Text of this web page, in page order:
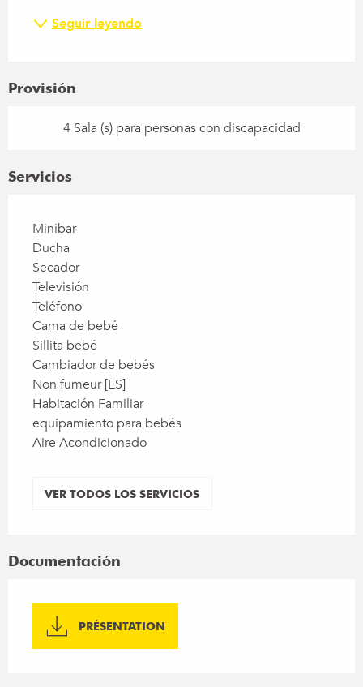
Seguir leyendo
Provisión
4 Sala (s) para personas con discapacidad
Servicios
Minibar
Ducha
Secador
Televisión
Teléfono
Cama de bebé
Sillita bebé
Cambiador de bebés
Non fumeur [ES]
Habitación Familiar
equipamiento para bebés
Aire Acondicionado
VER TODOS LOS SERVICIOS
Documentación
PRÉSENTATION